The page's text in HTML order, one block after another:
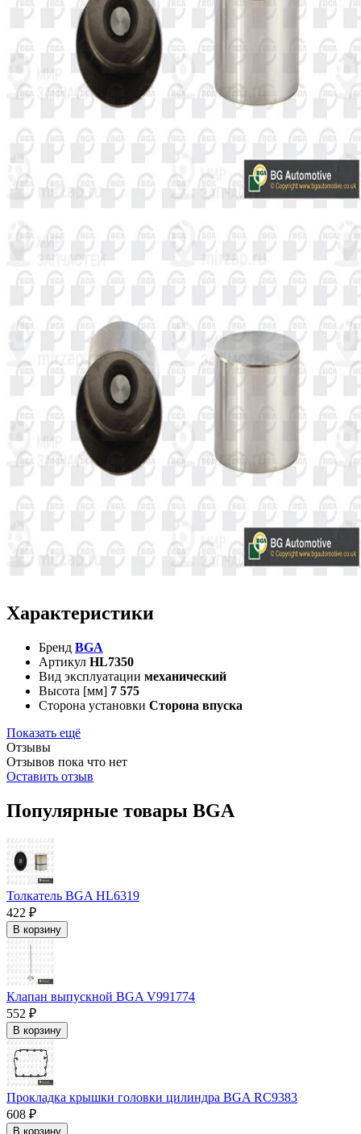
Характеристики
Бренд BGA
Артикул HL7350
Вид эксплуатации механический
Высота [мм] 7 575
Сторона установки Сторона впуска
Показать ещё
Отзывы
Отзывов пока что нет
Оставить отзыв
Популярные товары BGA
Толкатель BGA HL6319
422 ₽
В корзину
Клапан выпускной BGA V991774
552 ₽
В корзину
Прокладка крышки головки цилиндра BGA RC9383
608 ₽
В корзину